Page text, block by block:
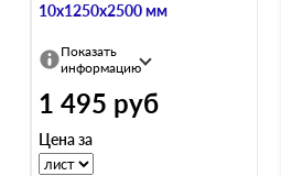
10х1250х2500 мм
Показать
информацию
1 495 руб
Цена за